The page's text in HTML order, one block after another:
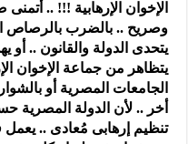
الإخوان الإرهابية !!! ..
وصريح .. بالضرب بالرصاص
يتحدى الدولة والقانون .. أو
يتظاهر من جماعة الإخوان
الجامعات المصرية أو
أخر .. لأن الدولة المصرية
تنظيم إرهابى مُعادى ..